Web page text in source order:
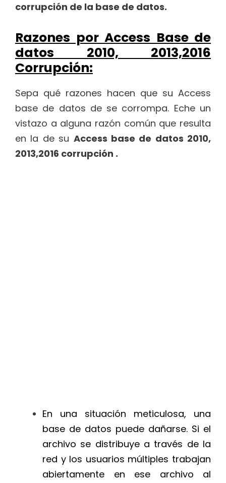
corrupción de la base de datos.
Razones por Access Base de
datos 2010, 2013,2016
Corrupción:
Sepa qué razones hacen que su Access
base de datos de se corrompa. Eche un
vistazo a alguna razón común que resulta
en la de su Access base de datos 2010,
2013,2016 corrupción .
En una situación meticulosa, una
base de datos puede dañarse. Si el
archivo se distribuye a través de la
red y los usuarios múltiples trabajan
abiertamente en ese archivo al